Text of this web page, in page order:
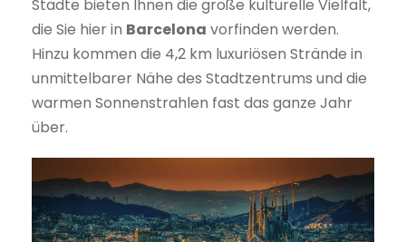
Städte bieten Ihnen die große kulturelle Vielfalt,
die Sie hier in Barcelona vorfinden werden.
Hinzu kommen die 4,2 km luxuriösen Strände in
unmittelbarer Nähe des Stadtzentrums und die
warmen Sonnenstrahlen fast das ganze Jahr
über.